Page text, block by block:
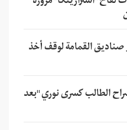
القمامة لوقف أخذ
الطالب كسرى نوري "بعد